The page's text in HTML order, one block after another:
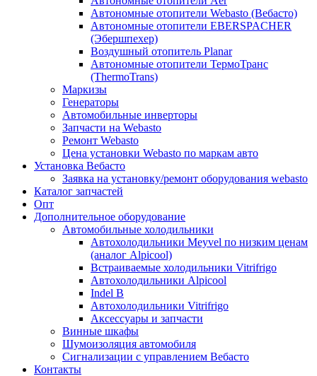
Автономные отопители Webasto (Вебасто)
Автономные отопители EBERSPACHER
(Эбершпехер)
Воздушный отопитель Planar
Автономные отопители ТермоТранс
(ThermoTrans)
Маркизы
Генераторы
Автомобильные инверторы
Запчасти на Webasto
Ремонт Webasto
Цена установки Webasto по маркам авто
Установка Вебасто
Заявка на установку/ремонт оборудования webasto
Каталог запчастей
Опт
Дополнительное оборудование
Автомобильные холодильники
Автохолодильники Meyvel по низким ценам
(аналог Alpicool)
Встраиваемые холодильники Vitrifrigo
Автохолодильники Alpicool
Indel B
Автохолодильники Vitrifrigo
Аксессуары и запчасти
Винные шкафы
Шумоизоляция автомобиля
Сигнализации с управлением Вебасто
Контакты